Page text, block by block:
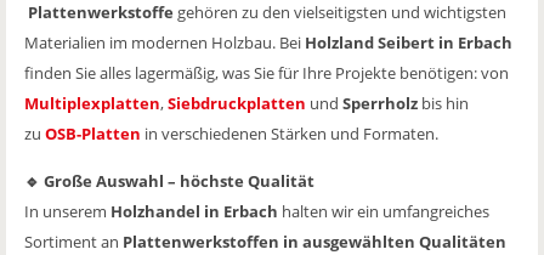
Plattenwerkstoffe gehören zu den vielseitigsten und wichtigsten
Materialien im modernen Holzbau. Bei Holzland Seibert in Erbach
finden Sie alles lagermäßig, was Sie für Ihre Projekte benötigen: von
Multiplexplatten,Siebdruckplatten und Sperrholz bis hin
zu OSB-Platten in verschiedenen Stärken und Formaten.
🔹 Große Auswahl – höchste Qualität
In unserem Holzhandel in Erbach halten wir ein umfangreiches
Sortiment an Plattenwerkstoffen in ausgewählten Qualitäten